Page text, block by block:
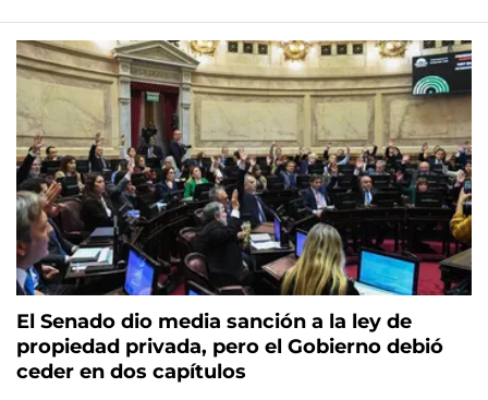
El Senado dio media sanción a la ley de
propiedad privada, pero el Gobierno debió
ceder en dos capítulos